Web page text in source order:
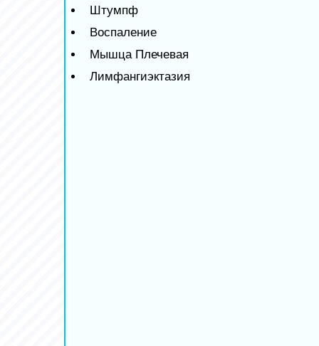
Штумпф
Воспаление
Мышца Плечевая
Лимфангиэктазия